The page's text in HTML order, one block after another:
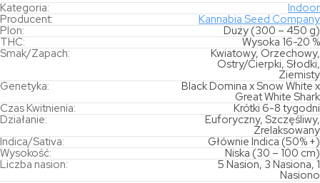
Kategoria:
Indoor
Producent:
Kannabia Seed Company
Plon:
Duży (300 – 450 g)
THC:
Wysoka 16-20 %
Smak/Zapach:
Kwiatowy, Orzechowy,
Ostry/Cierpki, Słodki,
Ziemisty
Genetyka:
Black Domina x Snow White x
Great White Shark
Czas Kwitnienia:
Krótki 6-8 tygodni
Działanie:
Euforyczny, Szczęśliwy,
Zrelaksowany
Indica/Sativa:
Głównie Indica (50% +)
Wysokość:
Niska (30 – 100 cm)
Liczba nasion:
5 Nasion, 3 Nasiona, 1
Nasiono